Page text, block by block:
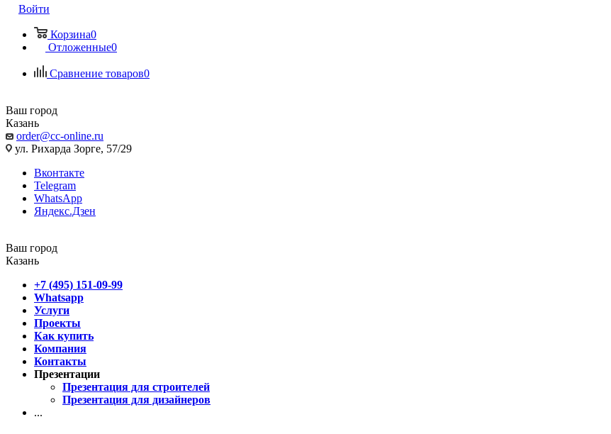
Войти
Корзина0
Отложенные0
Сравнение товаров0
Ваш город
Казань
order@cc-online.ru
ул. Рихарда Зорге, 57/29
Вконтакте
Telegram
WhatsApp
Яндекс.Дзен
Ваш город
Казань
+7 (495) 151-09-99
Whatsapp
Услуги
Проекты
Как купить
Компания
Контакты
Презентации
Презентация для строителей
Презентация для дизайнеров
...